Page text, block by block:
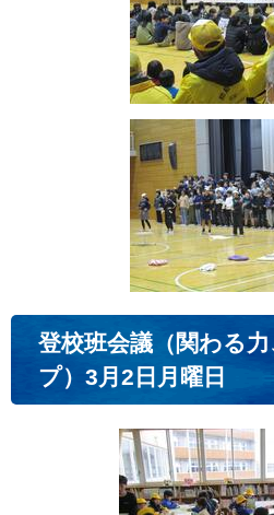
登校班会議（関わる
プ）3月2日月曜日